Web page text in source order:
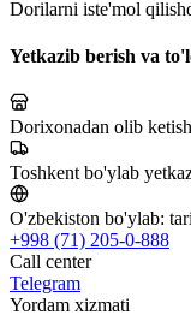
Dorilarni iste'mol
Yetkazib berish va
Dorixonadan olib
Toshkent bo'ylab
O'zbekiston bo'ylab:
+998 (71) 205-0-888
Call center
Telegram
Yordam xizmati